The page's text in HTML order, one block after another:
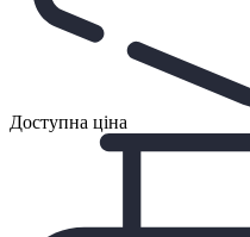
Доступна ціна